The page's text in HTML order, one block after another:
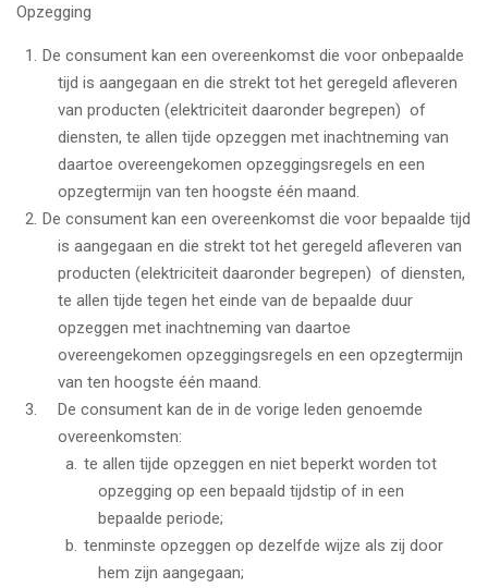
Opzegging
De consument kan een overeenkomst die voor onbepaalde
tijd is aangegaan en die strekt tot het geregeld afleveren
van producten (elektriciteit daaronder begrepen) of
diensten, te allen tijde opzeggen met inachtneming van
daartoe overeengekomen opzeggingsregels en een
opzegtermijn van ten hoogste één maand.
De consument kan een overeenkomst die voor bepaalde tijd
is aangegaan en die strekt tot het geregeld afleveren van
producten (elektriciteit daaronder begrepen) of diensten,
te allen tijde tegen het einde van de bepaalde duur
opzeggen met inachtneming van daartoe
overeengekomen opzeggingsregels en een opzegtermijn
van ten hoogste één maand.
De consument kan de in de vorige leden genoemde
overeenkomsten:
te allen tijde opzeggen en niet beperkt worden tot
opzegging op een bepaald tijdstip of in een
bepaalde periode;
tenminste opzeggen op dezelfde wijze als zij door
hem zijn aangegaan;